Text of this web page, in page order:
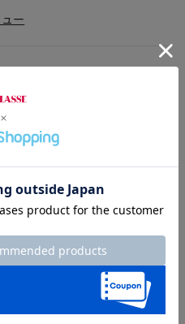
ー
ます。
パンツのどちらにも合わせや
にブラウスを引き立ててくれ
います。